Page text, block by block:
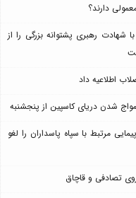
دارند؟
شهادت رهبری پشتوانه بزرگی را از
اطلاعیه داد
مرتبط با سپاه پاسداران را لغو
تصادفی و قاچاق